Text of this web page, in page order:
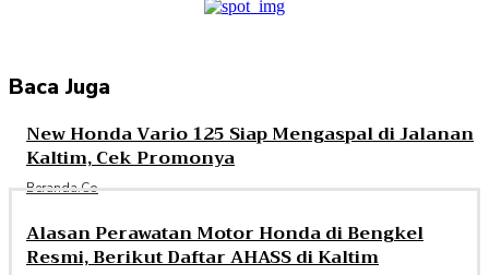
Baca Juga
New Honda Vario 125 Siap Mengaspal di Jalanan
Kaltim, Cek Promonya
Beranda.co
Alasan Perawatan Motor Honda di Bengkel
Resmi, Berikut Daftar AHASS di Kaltim